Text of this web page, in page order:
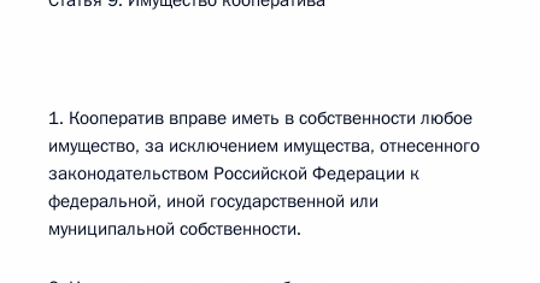
1. Кооператив вправе иметь в собственности любое
имущество, за исключением имущества, отнесенного
законодательством Российской Федерации к
федеральной, иной государственной или
муниципальной собственности.